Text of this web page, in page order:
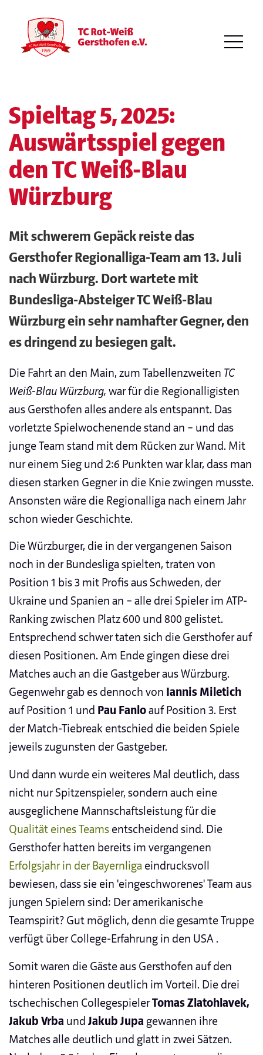
Spieltag 5, 2025:
Auswärtsspiel gegen
den TC Weiß-Blau
Würzburg
Mit schwerem Gepäck reiste das
Gersthofer Regionalliga-Team am 13. Juli
nach Würzburg. Dort wartete mit
Bundesliga-Absteiger TC Weiß-Blau
Würzburg ein sehr namhafter Gegner, den
es dringend zu besiegen galt.
Die Fahrt an den Main, zum Tabellenzweiten TC
Weiß-Blau Würzburg, war für die Regionalligisten
aus Gersthofen alles andere als entspannt. Das
vorletzte Spielwochenende stand an – und das
junge Team stand mit dem Rücken zur Wand. Mit
nur einem Sieg und 2:6 Punkten war klar, dass man
diesen starken Gegner in die Knie zwingen musste.
Ansonsten wäre die Regionalliga nach einem Jahr
schon wieder Geschichte.
Die Würzburger, die in der vergangenen Saison
noch in der Bundesliga spielten, traten von
Position 1 bis 3 mit Profis aus Schweden, der
Ukraine und Spanien an – alle drei Spieler im ATP-
Ranking zwischen Platz 600 und 800 gelistet.
Entsprechend schwer taten sich die Gersthofer auf
diesen Positionen. Am Ende gingen diese drei
Matches auch an die Gastgeber aus Würzburg.
Gegenwehr gab es dennoch von Iannis Miletich
auf Position 1 und Pau Fanloauf Position 3. Erst
der Match-Tiebreak entschied die beiden Spiele
jeweils zugunsten der Gastgeber.
Und dann wurde ein weiteres Mal deutlich, dass
nicht nur Spitzenspieler, sondern auch eine
ausgeglichene Mannschaftsleistung für die
Qualität eines Teams entscheidend sind. Die
Gersthofer hatten bereits im vergangenen
Erfolgsjahr in der Bayernliga eindrucksvoll
bewiesen, dass sie ein 'eingeschworenes' Team aus
jungen Spielern sind: Der amerikanische
Teamspirit? Gut möglich, denn die gesamte Truppe
verfügt über College-Erfahrung in den USA .
Somit waren die Gäste aus Gersthofen auf den
hinteren Positionen deutlich im Vorteil. Die drei
tschechischen CollegespielerTomas Zlatohlavek,
Jakub Vrba und Jakub Jupa gewannen ihre
Matches alle deutlich und glatt in zwei Sätzen.